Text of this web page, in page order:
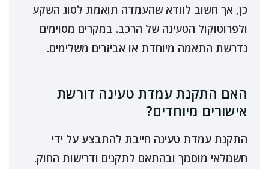
כן, אך חשוב לוודא שהעמדה תואמת לסוג השקע
ולפרוטוקול הטעינה של הרכב. במקרים מסוימים
נדרשת התאמה מיוחדת או אביזרים משלימים.
האם התקנת עמדת טעינה דורשת
אישורים מיוחדים?
התקנת עמדת טעינה חייבת להתבצע על ידי
חשמלאי מוסמך ובהתאם לתקנים ודרישות החוק.